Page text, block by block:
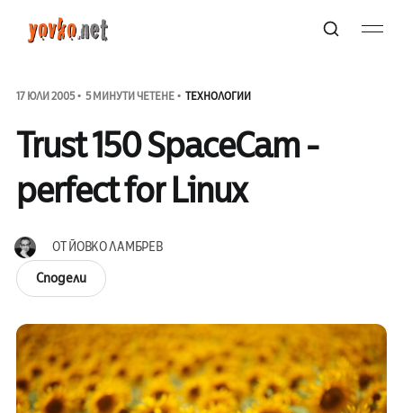
17 ЮЛИ 2005 5 МИНУТИ ЧЕТЕНЕ ТЕХНОЛОГИИ
Trust 150 SpaceCam -
perfect for Linux
ОТЙОВКО ЛАМБРЕВ
Сподели